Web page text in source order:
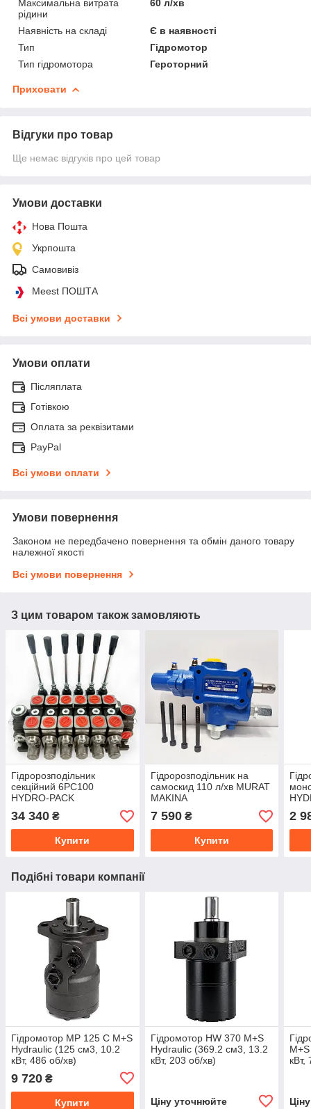
Максимальна витрата
рідини
60 л/хв
Наявність на складі
Є в наявності
Тип
Гідромотор
Тип гідромотора
Героторний
Приховати
Відгуки про товар
Ще немає відгуків про цей товар
Умови доставки
Нова Пошта
Укрпошта
Самовивіз
Meest ПОШТА
Всі умови доставки
Умови оплати
Післяплата
Готівкою
Оплата за реквізитами
PayPal
Всі умови оплати
Умови повернення
Законом не передбачено повернення та обмін даного товару
належної якості
Всі умови повернення
З цим товаром також замовляють
Гідророзподільник
секційний 6PC100
HYDRO-PACK
34 340 ₴
Купити
Гідророзподільник на
самоскид 110 л/хв MURAT
MAKINA
7 590₴
Купити
2
Подібні товари компанії
Гідромотор MP 125 C M+S
Hydraulic (125 см3, 10.2
кВт, 486 об/хв)
9 720 ₴
Купити
Гідромотор HW 370 M+S
Hydraulic (369.2 см3, 13.2
кВт, 203 об/хв)
Ціну уточнюйте
кВт,